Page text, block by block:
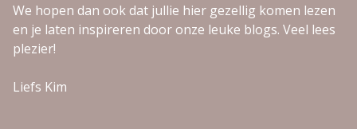
We hopen dan ook dat jullie hier gezellig komen lezen
en je laten inspireren door onze leuke blogs. Veel lees
plezier!
Liefs Kim